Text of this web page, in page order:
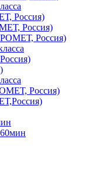
Россия)
Россия)
Россия)
Россия)